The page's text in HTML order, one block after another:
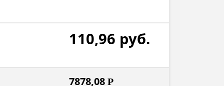
110,96 руб.
7878,08 Р